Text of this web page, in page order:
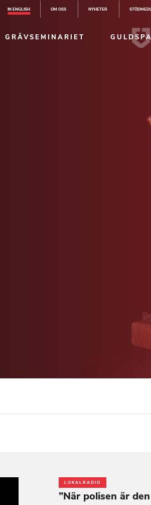
IN ENGLISH OM OSS NYHETER
GRÄVSEMINARIET
LOKALRADIO
”När polisen är